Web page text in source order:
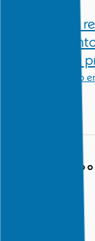
Resultados
global com
Estudo de caso